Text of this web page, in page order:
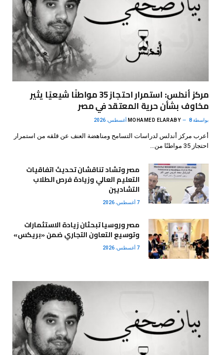
مركز أندلس: استمرار احتجاز 35 مواطنًا شيعيًا يثير
مخاوف بشأن حرية المعتقد في مصر
بواسطة MOHAMED ELARABY 8 أغسطس، 2026
أعرب مركز أندلس لدراسات التسامح ومناهضة العنف عن قلقه من استمرار
احتجاز 35 مواطنًا من…
مصر وتشاد تناقشان تحديث اتفاقيات
التعليم العالي وزيادة فرص الطلاب
التشاديين
7 أغسطس، 2026
مصر وروسيا تبحثان زيادة الاستثمارات
وتوسيع التعاون التجاري ضمن «بريكس»
7 أغسطس، 2026